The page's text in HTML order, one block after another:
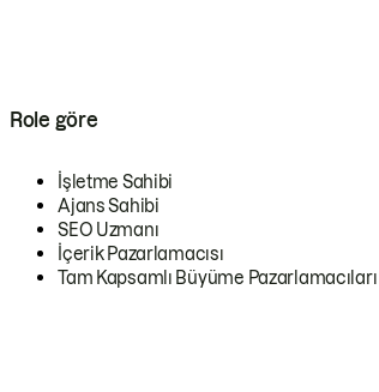
Role göre
İşletme Sahibi
Ajans Sahibi
SEO Uzmanı
İçerik Pazarlamacısı
Tam Kapsamlı Büyüme Pazarlamacıları